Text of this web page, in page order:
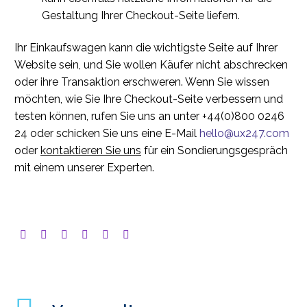
Gestaltung Ihrer Checkout-Seite liefern.
Ihr Einkaufswagen kann die wichtigste Seite auf Ihrer
Website sein, und Sie wollen Käufer nicht abschrecken
oder ihre Transaktion erschweren. Wenn Sie wissen
möchten, wie Sie Ihre Checkout-Seite verbessern und
testen können, rufen Sie uns an unter +44(0)800 0246
24 oder schicken Sie uns eine E-Mail hello@ux247.com
oder kontaktieren Sie uns für ein Sondierungsgespräch
mit einem unserer Experten.